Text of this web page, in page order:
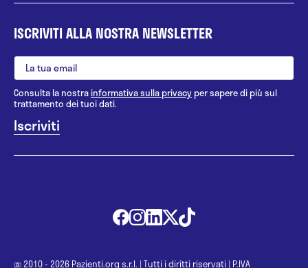
ISCRIVITI ALLA NOSTRA NEWSLETTER
Consulta la nostrainformativa sulla privacy per sapere di più sul
trattamento dei tuoi dati.
@ 2010 - 2026 Pazienti.org s.r.l. | Tutti i diritti riservati | P.IVA